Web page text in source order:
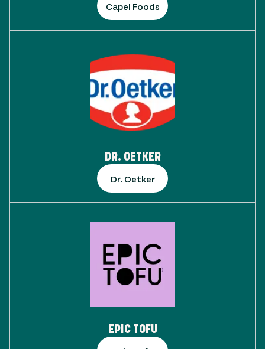
Capel Foods
DR. OETKER
Dr. Oetker
EPIC TOFU